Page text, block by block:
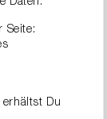
Seite:
erhältst Du